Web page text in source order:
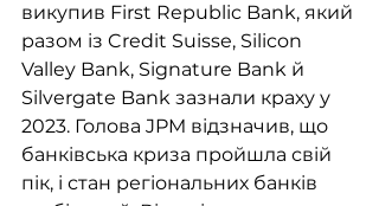
викупив First Republic Bank, який
разом із Credit Suisse, Silicon
Valley Bank, Signature Bank й
Silvergate Bank зазнали краху у
2023. Голова JPM відзначив, що
банківська криза пройшла свій
пік, і стан регіональних банків